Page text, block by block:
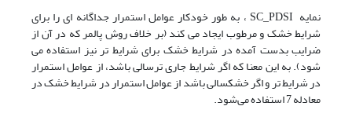
نمایه SC_PDSI ، به طور خودکار عوامل استمرار جداگانه ای را برای
شرایط خشک و مرطوب ایجاد می کند (بر خلاف روش پالمر که در آن از
ضرایب بدست آمده در شرایط خشک برای شرایط تر نیز استفاده می
شود). به این معنا که اگر شرایط جاری ترسالی باشد، از عوامل استمرار
در شرایط تر و اگر خشکسالی باشد از عوامل استمرار در شرایط خشک در
معادله 7 استفاده می‌شود.